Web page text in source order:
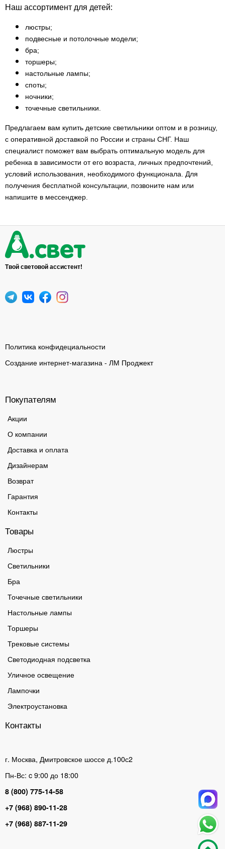
Наш ассортимент для детей:
люстры;
подвесные и потолочные модели;
бра;
торшеры;
настольные лампы;
споты;
ночники;
точечные светильники.
Предлагаем вам купить детские светильники оптом и в розницу,
с оперативной доставкой по России и страны СНГ. Наш
специалист поможет вам выбрать оптимальную модель для
ребенка в зависимости от его возраста, личных предпочтений,
условий использования, необходимого функционала. Для
получения бесплатной консультации, позвоните нам или
напишите в мессенджер.
Твой световой ассистент!
Политика конфидециальности
Создание интернет-магазина - ЛМ Проджект
Покупателям
Акции
О компании
Доставка и оплата
Дизайнерам
Возврат
Гарантия
Контакты
Товары
Люстры
Светильники
Бра
Точечные светильники
Настольные лампы
Торшеры
Трековые системы
Светодиодная подсветка
Уличное освещение
Лампочки
Электроустановка
Контакты
г. Москва, Дмитровское шоссе д.100с2
Пн-Вс: c 9:00 до 18:00
8 (800) 775-14-58
+7 (968) 890-11-28
+7 (968) 887-11-29